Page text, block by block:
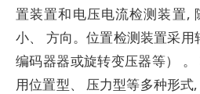
置装置和电压电流检测装置,
小、 方向。位置检测装置采
编码器器或旋转变压器等）
用位置型、 压力型等多种形